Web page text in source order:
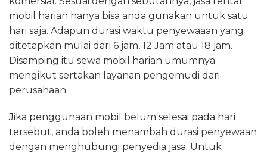
mobil harian hanya bisa anda gunakan untuk satu
hari saja. Adapun durasi waktu penyewaaan yang
ditetapkan mulai dari 6 jam, 12 Jam atau 18 jam.
Disamping itu sewa mobil harian umumnya
mengikut sertakan layanan pengemudi dari
perusahaan.
Jika penggunaan mobil belum selesai pada hari
tersebut, anda boleh menambah durasi penyewaan
dengan menghubungi penyedia jasa. Untuk